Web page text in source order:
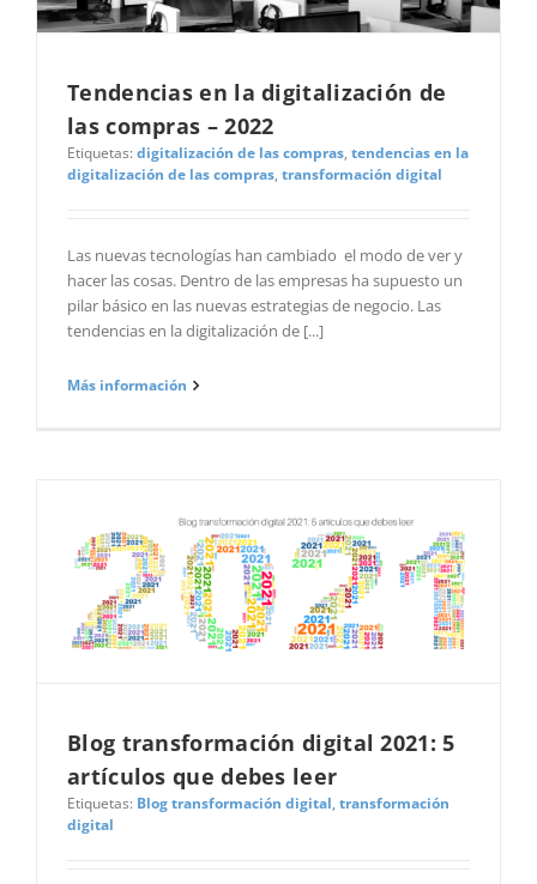
Tendencias en la digitalización de
las compras – 2022
Etiquetas: digitalización de las compras, tendencias en la
digitalización de las compras, transformación digital
Las nuevas tecnologías han cambiado el modo de ver y
hacer las cosas. Dentro de las empresas ha supuesto un
pilar básico en las nuevas estrategias de negocio. Las
tendencias en la digitalización de [...]
Más información
Blog transformación digital 2021: 5
artículos que debes leer
Etiquetas: Blog transformación digital, transformación
digital